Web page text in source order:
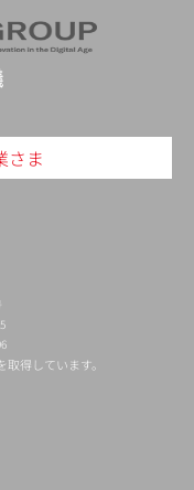
さま
得しています。